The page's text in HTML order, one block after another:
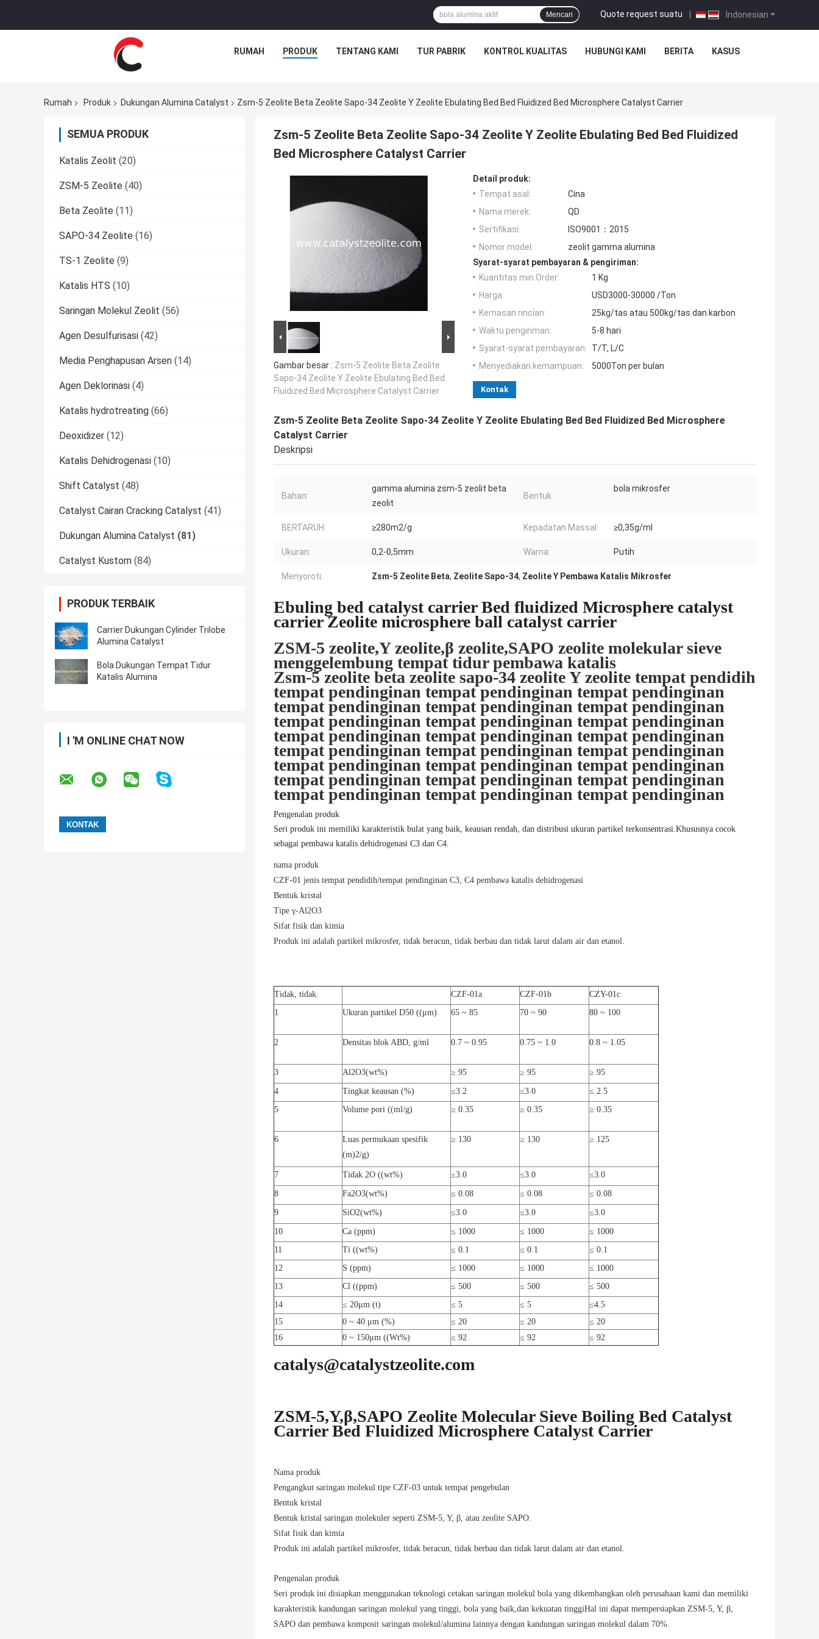
Indonesian
Quote request suatu |
Mencari
RUMAH PRODUK TENTANG KAMI TUR PABRIK KONTROL KUALITAS HUBUNGI KAMI BERITA KASUS
Rumah Produk Dukungan Alumina Catalyst Zsm-5 Zeolite Beta Zeolite Sapo-34 Zeolite Y Zeolite Ebulating Bed Bed Fluidized Bed Microsphere Catalyst Carrier
SEMUA PRODUK
Katalis Zeolit (20)
ZSM-5 Zeolite (40)
Beta Zeolite (11)
SAPO-34 Zeolite (16)
TS-1 Zeolite (9)
Katalis HTS (10)
Saringan Molekul Zeolit (56)
Agen Desulfurisasi (42)
Media Penghapusan Arsen (14)
Agen Deklorinasi (4)
Katalis hydrotreating (66)
Deoxidizer (12)
Katalis Dehidrogenasi (10)
Shift Catalyst (48)
Catalyst Cairan Cracking Catalyst (41)
Dukungan Alumina Catalyst (81)
Catalyst Kustom (84)
PRODUK TERBAIK
Carrier Dukungan Cylinder Trilobe
Alumina Catalyst
Bola Dukungan Tempat Tidur
Katalis Alumina
I 'M ONLINE CHAT NOW
Zsm-5 Zeolite Beta Zeolite Sapo-34 Zeolite Y Zeolite Ebulating Bed Bed Fluidized
Bed Microsphere Catalyst Carrier
Gambar besar : Zsm-5 Zeolite Beta Zeolite
Sapo-34 Zeolite Y Zeolite Ebulating Bed Bed
Fluidized Bed Microsphere Catalyst Carrier
Detail produk:
Tempat asal:
Cina
Nama merek:
QD
Sertifikasi:
ISO9001：2015
Nomor model:
zeolit ​​gamma alumina
Syarat-syarat pembayaran & pengiriman:
Kuantitas min Order:
1 Kg
Harga:
USD3000-30000 /Ton
Kemasan rincian:
25kg/tas atau 500kg/tas dan karbon
Waktu pengiriman:
5-8 hari
Syarat-syarat pembayaran:
T/T, L/C
Menyediakan kemampuan:
5000Ton per bulan
Kontak
Zsm-5 Zeolite Beta Zeolite Sapo-34 Zeolite Y Zeolite Ebulating Bed Bed Fluidized Bed Microsphere
Catalyst Carrier
Deskripsi
Bahan:
gamma alumina zsm-5 zeolit ​​​​beta
zeolit
Bentuk:
bola mikrosfer
BERTARUH: ≥280m2/g Kepadatan Massal: ≥0,35g/ml
Ukuran: 0,2-0,5mm Warna: Putih
Menyoroti: Zsm-5 Zeolite Beta, Zeolite Sapo-34, Zeolite Y Pembawa Katalis Mikrosfer
Ebuling bed catalyst carrier Bed fluidized Microsphere catalyst
carrier Zeolite microsphere ball catalyst carrier
ZSM-5 zeolite,Y zeolite,β zeolite,SAPO zeolite molekular sieve
menggelembung tempat tidur pembawa katalis
Zsm-5 zeolite beta zeolite sapo-34 zeolite Y zeolite tempat pendidih
tempat pendinginan tempat pendinginan tempat pendinginan
tempat pendinginan tempat pendinginan tempat pendinginan
tempat pendinginan tempat pendinginan tempat pendinginan
tempat pendinginan tempat pendinginan tempat pendinginan
tempat pendinginan tempat pendinginan tempat pendinginan
tempat pendinginan tempat pendinginan tempat pendinginan
tempat pendinginan tempat pendinginan tempat pendinginan
tempat pendinginan tempat pendinginan tempat pendinginan
Pengenalan produk
Seri produk ini memiliki karakteristik bulat yang baik, keausan rendah, dan distribusi ukuran partikel terkonsentrasi.Khususnya cocok
sebagai pembawa katalis dehidrogenasi C3 dan C4.
nama produk
CZF-01 jenis tempat pendidih/tempat pendinginan C3, C4 pembawa katalis dehidrogenasi
Bentuk kristal
Tipe γ-Al2O3
Sifat fisik dan kimia
Produk ini adalah partikel mikrosfer, tidak beracun, tidak berbau dan tidak larut dalam air dan etanol.
Tidak, tidak. CZF-01a CZF-01b
CZY-01c
1
Ukuran partikel D50 ((μm) 65 ~ 85 70 ~ 90 80 ~ 100
2 Densitas blok ABD, g/ml 0.7 ~ 0.95 0.75 ~ 1.0 0.8 ~ 1.05
3 Al2O3(wt%) ≥ 95 ≥ 95 ≥ 95
4 Tingkat keausan (%) ≤3.2 ≤3.0
≤ 2.5
5
Volume pori ((ml/g) ≥ 0.35 ≥ 0.35 ≥ 0.35
6
Luas permukaan spesifik
(m)2/g)
≥ 130 ≥ 130 ≥ 125
7 Tidak.2O ((wt%) ≤3.0 ≤3.0 ≤3.0
8 Fa2O3(wt%) ≤ 0.08 ≤ 0.08 ≤ 0.08
9 SiO2(wt%) ≤3.0 ≤3.0 ≤3.0
10 Ca (ppm) ≤ 1000 ≤ 1000
≤ 1000
11
Ti ((wt%) ≤ 0.1 ≤ 0.1
≤ 0.1
12
S (ppm) ≤ 1000 ≤ 1000
≤ 1000
13
Cl ((ppm) ≤ 500 ≤ 500
≤ 500
14
≤ 20μm (t) ≤ 5 ≤ 5
≤4.5
15
0 ~ 40 μm (%) ≤ 20 ≤ 20
≤ 20
16
0 ~ 150μm ((Wt%) ≤ 92 ≤ 92 ≤ 92
catalys@catalystzeolite.com
ZSM-5,Y,β,SAPO Zeolite Molecular Sieve Boiling Bed Catalyst
Carrier Bed Fluidized Microsphere Catalyst Carrier
Nama produk
Pengangkut saringan molekul tipe CZF-03 untuk tempat pengebulan
Bentuk kristal
Bentuk kristal saringan molekuler seperti ZSM-5, Y, β, atau zeolite SAPO.
Sifat fisik dan kimia
Produk ini adalah partikel mikrosfer, tidak beracun, tidak berbau dan tidak larut dalam air dan etanol.
Pengenalan produk
Seri produk ini disiapkan menggunakan teknologi cetakan saringan molekul bola yang dikembangkan oleh perusahaan kami dan memiliki
karakteristik kandungan saringan molekul yang tinggi, bola yang baik,dan kekuatan tinggiHal ini dapat mempersiapkan ZSM-5, Y, β,
SAPO dan pembawa komposit saringan molekul/alumina lainnya dengan kandungan saringan molekul dalam 70%.